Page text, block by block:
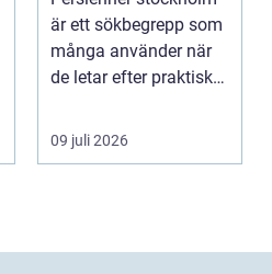
är ett sökbegrepp som
många använder när
de letar efter praktiska
09 juli 2026